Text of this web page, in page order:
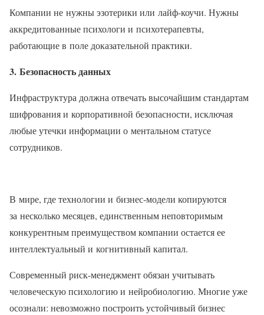
Компании не нужны эзотерики или лайф-коучи. Нужны
аккредитованные психологи и психотерапевты,
работающие в поле доказательной практики.
3. Безопасность данных
Инфраструктура должна отвечать высочайшим стандартам
шифрования и корпоративной безопасности, исключая
любые утечки информации о ментальном статусе
сотрудников.
В мире, где технологии и бизнес-модели копируются
за несколько месяцев, единственным неповторимым
конкурентным преимуществом компании остается ее
интеллектуальный и когнитивный капитал.
Современный риск-менеджмент обязан учитывать
человеческую психологию и нейробиологию. Многие уже
осознали: невозможно построить устойчивый бизнес